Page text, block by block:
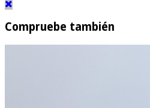
Compruebe también